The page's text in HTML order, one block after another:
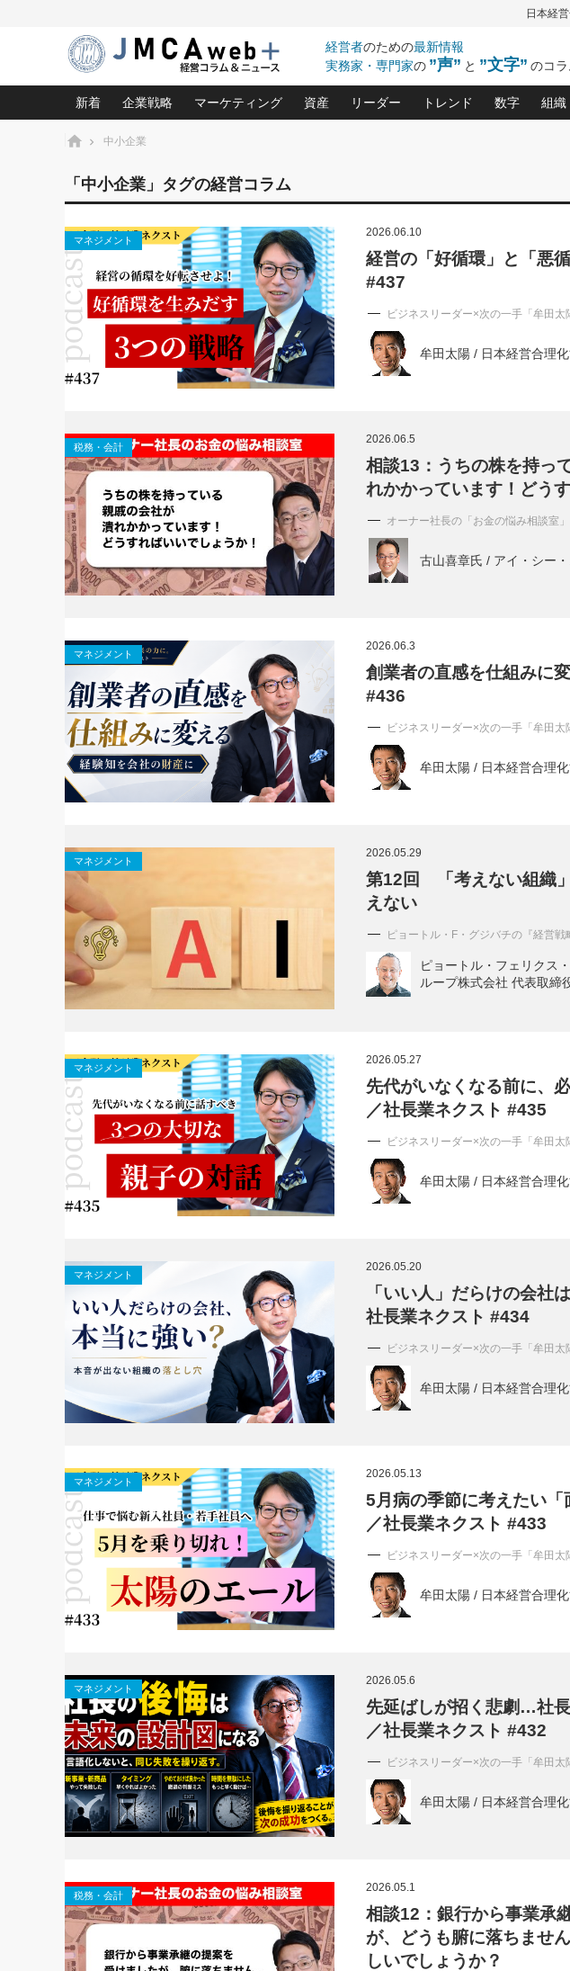
日本経
経営者のための最新情報
実務家・専門家の ”声” と ”文字” のコ
新着
2026.08.7
相談15：銀行がやたらと固定金
利を勧めてきます！やはり固定
がよいのでしょうか！
2026.08.7
第153回「内需企業があっとい
う間にグローバル成長企業に」
FOOD & LIFE COMPANIES
2026.08.5
スピーチ」ネタ帳（2026
企業戦略
中小企業の「１位づくり」戦略(96)
利益を最大化する「業務改善」横田尚哉氏(5)
強い会社を築く ビジネス・クリニック(240)
日本レーザー「人を大切にしながら利益を上げる経営」の極意
(3)
武器としてのM&A入門(3)
社長のための“儲かる通販”戦略視点(151)
継続経営 百話百行(85)
マーケティング
ネット戦略成功の秘訣 圧倒的に儲かる仕組みづくり講座(12)
ビジネスを一瞬で制する！一流グローバル経営者は知ってい
ロングセラーの玉手箱(9)
大復活＆快進撃！ユニバーサルスタジオジャパンの成功要因と
は(5)
最高の自分を表現する 成功イメージ戦略(77)
酒井光雄 成功事例に学ぶ繁栄企業のブランド戦略(39)
資産
どうなる金融業界(39)
中国経済の最新動向(204)
事業承継の前に、決めておきたい、知ってお
きたいコト(12)
会社と社長のための資産管理講座(95)
深読み企業分析(153)
リーダー
ビジネスリーダー×次の一手「牟田
ピョートル・F・グジバチの『経営
指導者たる者かくあるべし(635)
朝礼・会議での「社長の３分間スピ
楠木建の「経営知になる考え方」(57)
次もあなたにお願いしたいと思われ
酒井英之の社長のビジョン実現道場
トレンド
北村森の「今月のヒッ
社長のメシの種 4.0(206)
数字
おカネが残
強い決算
決算書の“見
賢い社長
組織
中
賃
門
ホーム 中小企業
「中小企業」タグの経営コラム
マネジメント
2026.06.10
経営の「好循環」と「悪
#437
ビジネスリーダー×次の一手「牟田太
牟田太陽 / 日本経営合理
税務・会計
2026.06.5
相談13：うちの株を持っ
れかかっています！どう
オーナー社長の「お金の悩み相談室」
古山喜章氏 / アイ・シー
マネジメント
2026.06.3
創業者の直感を仕組みに
#436
ビジネスリーダー×次の一手「牟田太
牟田太陽 / 日本経営合理
マネジメント
2026.05.29
第12回 「考えない組織
えない
ピョートル・F・グジバチの『経営戦
ピョートル・フェリクス
ループ株式会社 代表取締
マネジメント
2026.05.27
先代がいなくなる前に、
／社長業ネクスト #435
ビジネスリーダー×次の一手「牟田太
牟田太陽 / 日本経営合理
マネジメント
2026.05.20
「いい人」だらけの会社
社長業ネクスト #434
ビジネスリーダー×次の一手「牟田太
牟田太陽 / 日本経営合理
マネジメント
2026.05.13
5月病の季節に考えたい
／社長業ネクスト #433
ビジネスリーダー×次の一手「牟田太
牟田太陽 / 日本経営合理
マネジメント
2026.05.6
先延ばしが招く悲劇…社
／社長業ネクスト #432
ビジネスリーダー×次の一手「牟田太
牟田太陽 / 日本経営合理
税務・会計
2026.05.1
相談12：銀行から事業承
が、どうも腑に落ちませ
しいでしょうか？